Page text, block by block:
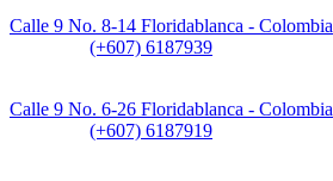
Calle 9 No. 8-14 Floridablanca - Colombia
(+607) 6187939
Calle 9 No. 6-26 Floridablanca - Colombia
(+607) 6187919